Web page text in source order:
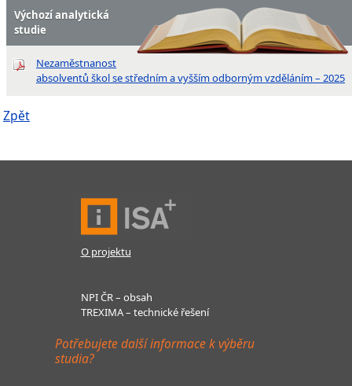
Výchozí analytická
studie
Nezaměstnanost
absolventů škol se středním a vyšším odborným vzděláním – 2025
Zpět
O projektu
NPI ČR – obsah
TREXIMA – technické řešení
Potřebujete další informace k výběru
studia?